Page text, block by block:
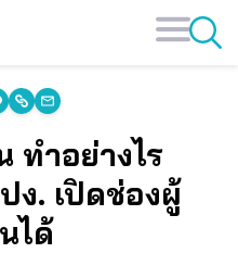
ทำอย่างไร
ง. เปิดช่องผู้
ได้